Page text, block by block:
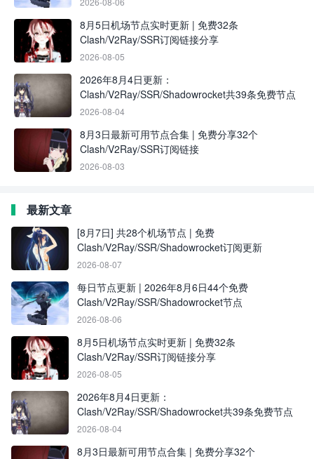
8月5日机场节点实时更新 | 免费32条
Clash/V2Ray/SSR订阅链接分享
2026-08-05
2026年8月4日更新：
Clash/V2Ray/SSR/Shadowrocket共39条免费节点
2026-08-04
8月3日最新可用节点合集 | 免费分享32个
Clash/V2Ray/SSR订阅链接
2026-08-03
最新文章
[8月7日] 共28个机场节点 | 免费
Clash/V2Ray/SSR/Shadowrocket订阅更新
2026-08-07
每日节点更新 | 2026年8月6日44个免费
Clash/V2Ray/SSR/Shadowrocket节点
2026-08-06
8月5日机场节点实时更新 | 免费32条
Clash/V2Ray/SSR订阅链接分享
2026-08-05
2026年8月4日更新：
Clash/V2Ray/SSR/Shadowrocket共39条免费节点
2026-08-04
8月3日最新可用节点合集 | 免费分享32个